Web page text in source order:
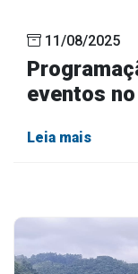
11/08/2025
eventos
Leia mais